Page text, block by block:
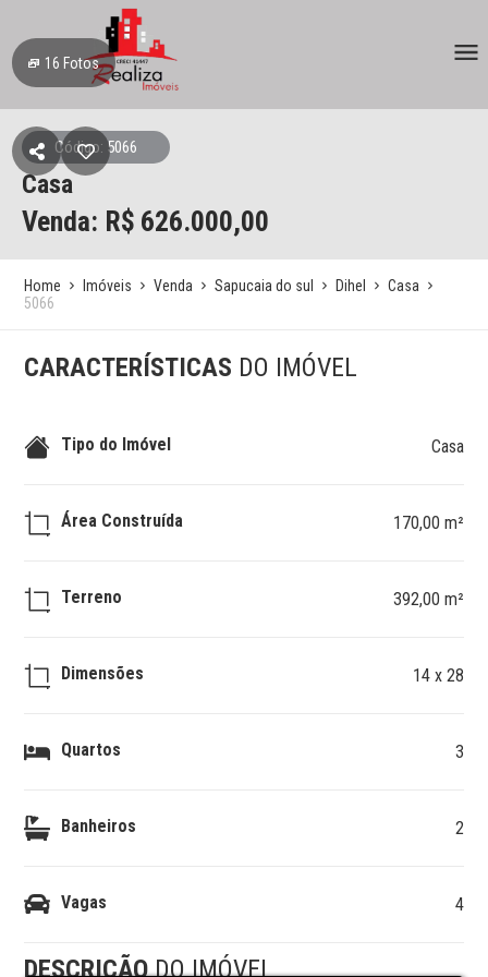
16 Fotos
Código: 5066
Casa
Venda: R$ 626.000,00
Home Imóveis Venda Sapucaia do sul Dihel
Casa
5066
CARACTERÍSTICAS DO IMÓVEL
Tipo do Imóvel Casa
Área Construída 170,00 m²
Terreno 392,00 m²
Dimensões 14 x 28
Quartos 3
Banheiros 2
Vagas 4
DESCRIÇÃODO IMÓVEL